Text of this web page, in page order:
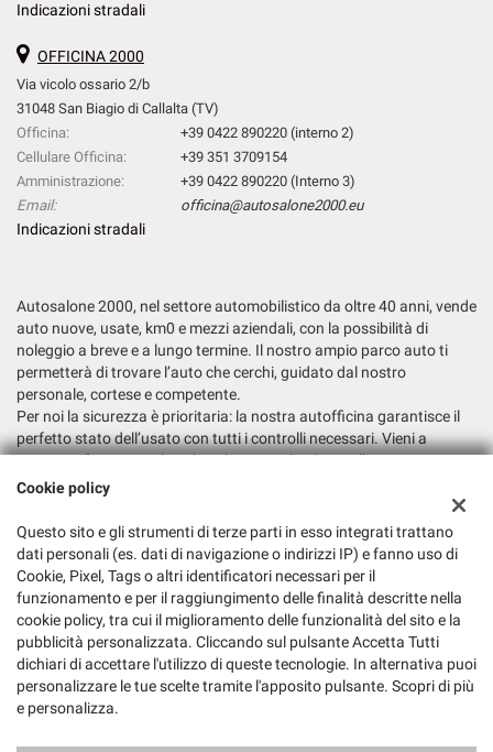
Indicazioni stradali
OFFICINA 2000
Via vicolo ossario 2/b
31048 San Biagio di Callalta (TV)
Officina:
+39 0422 890220 (interno 2)
Cellulare Officina:
+39 351 3709154
Amministrazione:
+39 0422 890220 (Interno 3)
Email:
officina@autosalone2000.eu
Indicazioni stradali
Autosalone 2000, nel settore automobilistico da oltre 40 anni, vende
auto nuove, usate, km0 e mezzi aziendali, con la possibilità di
noleggio a breve e a lungo termine. Il nostro ampio parco auto ti
permetterà di trovare l’auto che cerchi, guidato dal nostro
personale, cortese e competente.
Per noi la sicurezza è prioritaria: la nostra autofficina garantisce il
perfetto stato dell’usato con tutti i controlli necessari. Vieni a
trovarci e fatti consigliare la soluzione più adatta alle tue esigenze.
Autosalone 2000 Srl
Via Argine San Marco, 6, San Biagio di Callalta (TV)
C.F/P.IVA:03147730265
Registro delle imprese: TV
Cookie policy
Questo sito e gli strumenti di terze parti in esso integrati trattano
dati personali (es. dati di navigazione o indirizzi IP) e fanno uso di
Cookie, Pixel, Tags o altri identificatori necessari per il
funzionamento e per il raggiungimento delle finalità descritte nella
cookie policy, tra cui il miglioramento delle funzionalità del sito e la
pubblicità personalizzata. Cliccando sul pulsante Accetta Tutti
dichiari di accettare l'utilizzo di queste tecnologie. In alternativa puoi
personalizzare le tue scelte tramite l'apposito pulsante. Scopri di più
e personalizza.